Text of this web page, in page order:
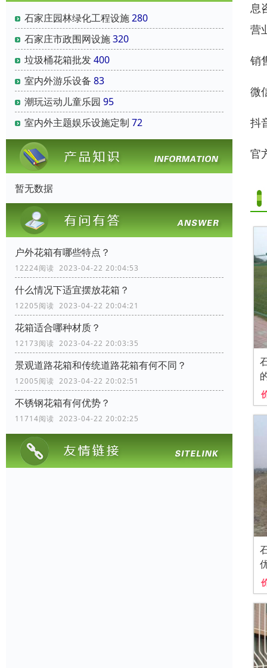
石家庄园林绿化工程设施280
石家庄市政围网设施320
垃圾桶花箱批发400
室内外游乐设备 83
潮玩运动儿童乐园 95
室内外主题娱乐设施定制 72
暂无数据
户外花箱有哪些特点？
12224阅读 2023-04-22 20:04:53
什么情况下适宜摆放花箱？
12205阅读 2023-04-22 20:04:21
花箱适合哪种材质？
12173阅读 2023-04-22 20:03:35
景观道路花箱和传统道路花箱有何不同？
12005阅读 2023-04-22 20:02:51
不锈钢花箱有何优势？
11714阅读 2023-04-22 20:02:25
息
营
销
微
抖
官